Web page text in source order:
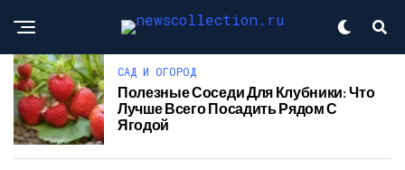
САД И ОГОРОД
Полезные Соседи Для Клубники: Что
Лучше Всего Посадить Рядом С
Ягодой